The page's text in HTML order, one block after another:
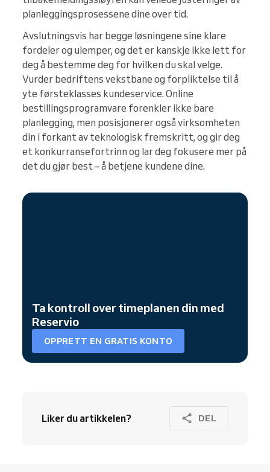
planleggingsprosessene dine over tid.
Avslutningsvis har begge løsningene sine klare
fordeler og ulemper, og det er kanskje ikke lett for
deg å bestemme deg for hvilken du skal velge.
Vurder bedriftens vekstbane og forpliktelse til å
yte førsteklasses kundeservice. Online
bestillingsprogramvare forenkler ikke bare
planlegging, men posisjonerer også virksomheten
din i forkant av teknologisk fremskritt, og gir deg
et konkurransefortrinn og lar deg fokusere mer på
det du gjør best – å betjene kundene dine.
Ta kontroll over timeplanen din med
Reservio
OPPRETT EN GRATIS KONTO
Liker du artikkelen? DEL